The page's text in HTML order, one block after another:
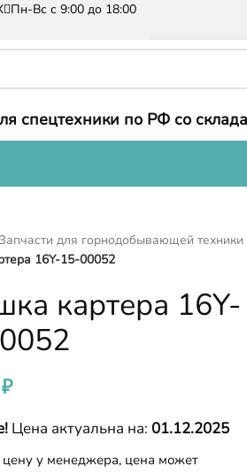
Пн-Вс с 9:00 до 18:00
спецтехники по РФ со
для горнодобывающей техники
16Y-15-00052
картера 16Y-
₽
Цена актуальна на: 01.12.2025
цену у менеджера, цена может